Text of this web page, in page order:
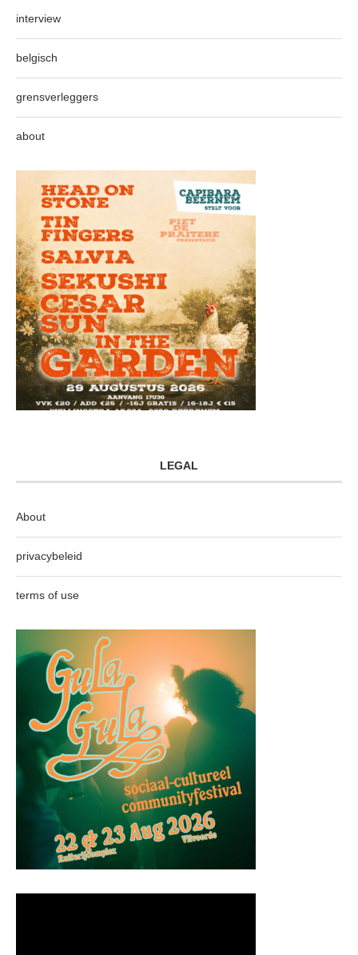
interview
belgisch
grensverleggers
about
LEGAL
About
privacybeleid
terms of use